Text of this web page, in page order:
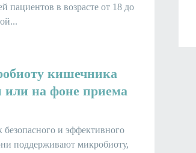
пациентов в возрасте от 18 до
кишечника
или на фоне приема
безопасного и эффективного
поддерживают микробиоту,